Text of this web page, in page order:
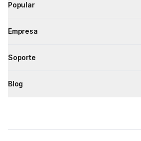
Popular
Empresa
Soporte
Blog